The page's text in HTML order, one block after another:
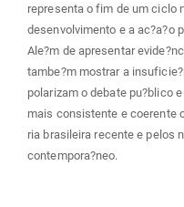
representa o fim de um ciclo
desenvolvimento e a ac?a?o
Ale?m de apresentar
tambe?m mostrar a
polarizam o debate pu?blico
mais consistente e coerente
ria brasileira recente e pelos
contempora?neo.